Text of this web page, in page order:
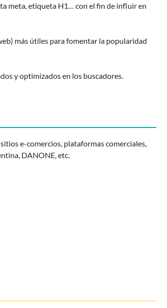
meta, etiqueta H1… con el fin de influir en
más útiles para fomentar la popularidad
y optimizados en los buscadores.
e-comercios, plataformas comerciales,
DANONE, etc.